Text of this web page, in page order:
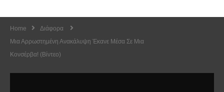
Home
Διάφορα
Μια Αρρωστημένη Ανακάλυψη Έκανε Μέσα Σε Μια
Κονσέρβα! (Βίντεο)